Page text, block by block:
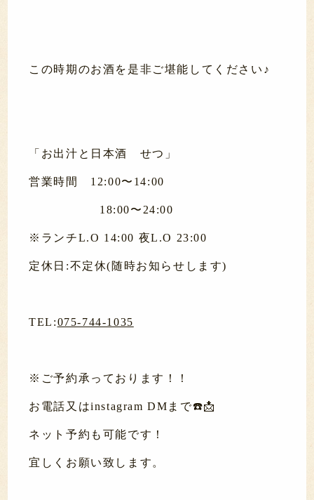
この時期のお酒を是非ご堪能してください♪
「お出汁と日本酒 せつ」
営業時間 12:00〜14:00
18:00〜24:00
※ランチL.O 14:00 夜L.O 23:00
定休日:不定休(随時お知らせします)
TEL:075-744-1035
※ご予約承っております！！
お電話又はinstagram DMまで☎️📩
ネット予約も可能です！
宜しくお願い致します。